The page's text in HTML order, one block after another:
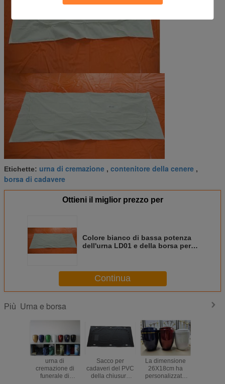
Etichette: urna di cremazione , contenitore della cenere ,
borsa di cadavere
Ottieni il miglior prezzo per
Colore bianco di bassa potenza
dell'urna LD01 e della borsa per
Continua
Più Urna e borsa
urna di
cremazione di
funerale di
Sacco per
cadaveri del PVC
della chiusura
La dimensione
26X18cm ha
personalizzato